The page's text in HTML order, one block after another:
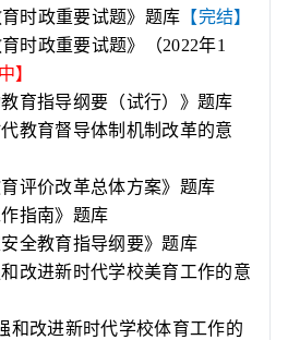
时政重要试题》题库 【完结】
时政重要试题》（2022年1
】
教育指导纲要（试行）》题库
代教育督导体制机制改革的意
育评价改革总体方案》题库
作指南》题库
安全教育指导纲要》题库
和改进新时代学校美育工作的意
和改进新时代学校体育工作的